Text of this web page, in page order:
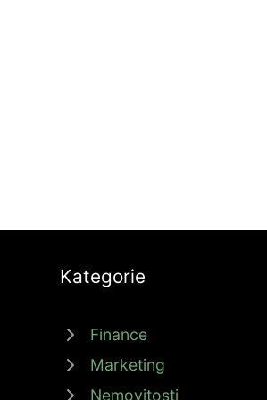
Kategorie
Finance
Marketing
Nemovitosti